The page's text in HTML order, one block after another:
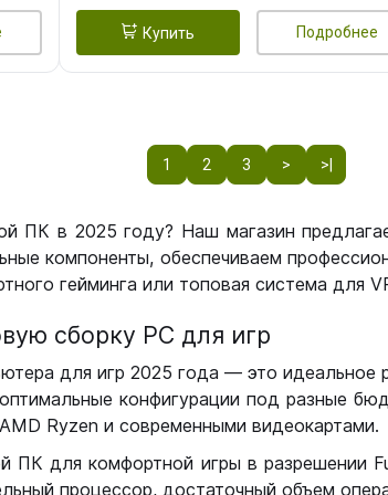
Купить Подробнее
1 2 3 > >|
ПК в 2025 году? Наш магазин
компоненты, обеспечиваем
гейминга или топовая система для
сборку РС для игр
для игр 2025 года — это
конфигурации под разные
Ryzen и современными видеокартами.
ПК для комфортной игры в разрешении
процессор, достаточный объем